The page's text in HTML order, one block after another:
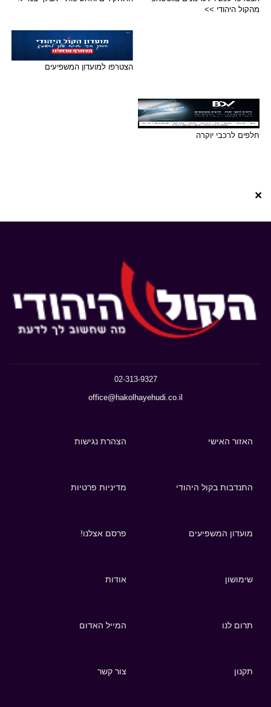
מהקול היהודי >>
הצטרפו למועדון המשפיעים
חלפים לרכבי יוקרה
×
02-313-9327
office@hakolhayehudi.co.il
האזור האישי הצהרת נגישות
התנדבות בקול היהודי מדיניות פרטיות
מועדון המשפיעים פרסם אצלנו!
שימושון אודות
תרום לנו המייל האדום
תקנון צור קשר